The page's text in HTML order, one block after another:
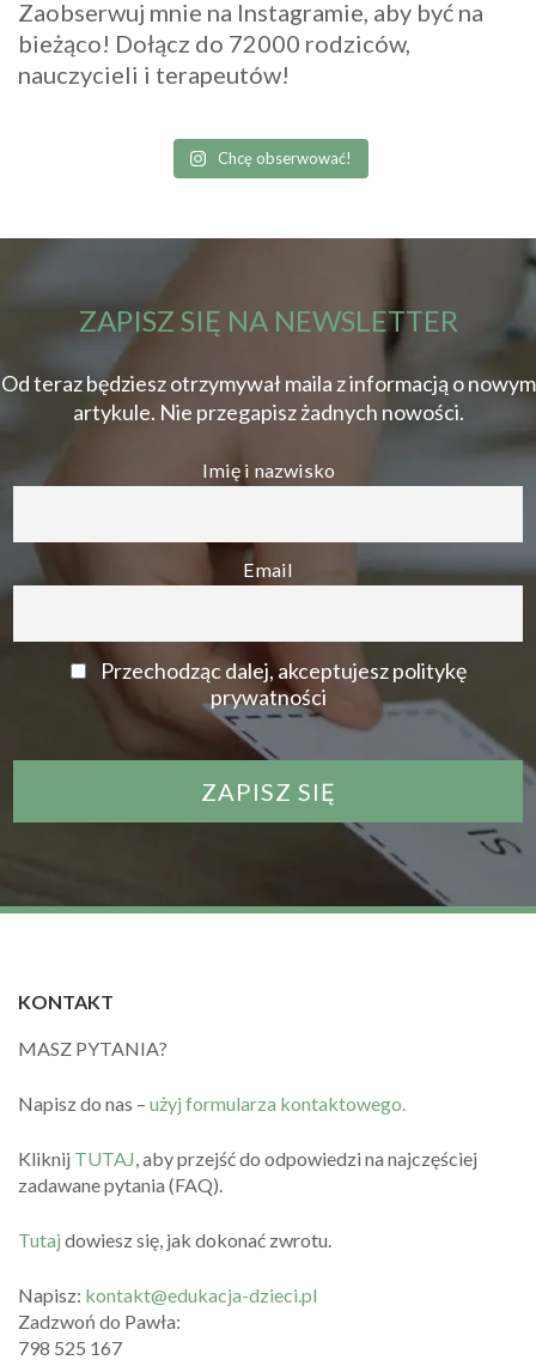
Zaobserwuj mnie na Instagramie, aby być na
bieżąco! Dołącz do 72000 rodziców,
nauczycieli i terapeutów!
Chcę obserwować!
ZAPISZ SIĘ NA NEWSLETTER
Od teraz będziesz otrzymywał maila z informacją o nowym
artykule. Nie przegapisz żadnych nowości.
Imię i nazwisko
Email
Przechodząc dalej, akceptujesz politykę
prywatności
KONTAKT
MASZ PYTANIA?
Napisz do nas – użyj formularza kontaktowego.
Kliknij TUTAJ , aby przejść do odpowiedzi na najczęściej
zadawane pytania (FAQ).
Tutaj dowiesz się, jak dokonać zwrotu.
Napisz: kontakt@edukacja-dzieci.pl
Zadzwoń do Pawła:
798 525 167